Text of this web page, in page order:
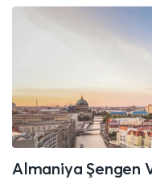
Almaniya Şengen